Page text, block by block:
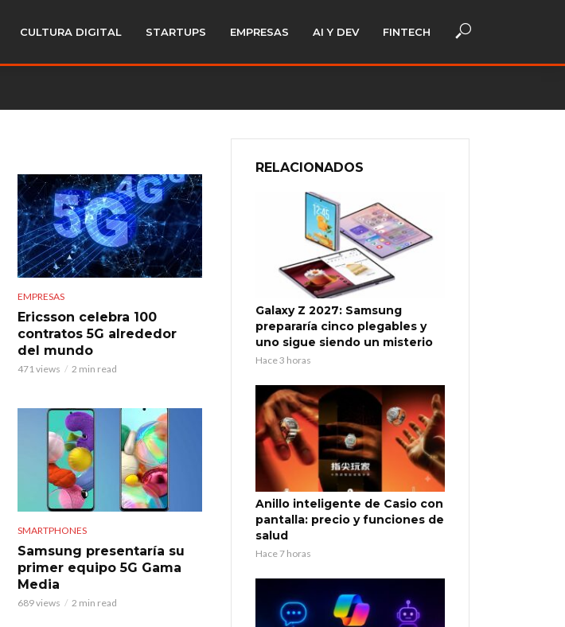
CULTURA DIGITAL STARTUPS EMPRESAS AI Y DEV FINTECH
EMPRESAS
Ericsson celebra 100
contratos 5G alrededor
del mundo
471 views 2 min read
SMARTPHONES
Samsung presentaría su
primer equipo 5G Gama
Media
689 views 2 min read
RELACIONADOS
Galaxy Z 2027: Samsung
prepararía cinco plegables y
uno sigue siendo un misterio
Hace 3 horas
Anillo inteligente de Casio con
pantalla: precio y funciones de
salud
Hace 7 horas